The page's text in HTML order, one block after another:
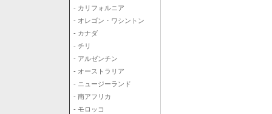
- カリフォルニア
- オレゴン・ワシントン
- カナダ
- チリ
- アルゼンチン
- オーストラリア
- ニュージーランド
- 南アフリカ
- モロッコ